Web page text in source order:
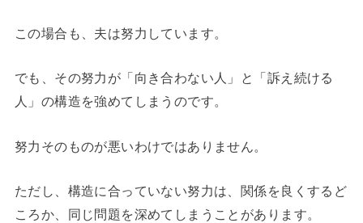
この場合も、夫は努力しています。
でも、その努力が「向き合わない人」と「訴え続ける
人」の構造を強めてしまうのです。
努力そのものが悪いわけではありません。
ただし、構造に合っていない努力は、関係を良くするど
ころか、同じ問題を深めてしまうことがあります。